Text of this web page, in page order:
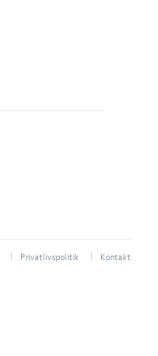
Privatlivspolitik Kontakt